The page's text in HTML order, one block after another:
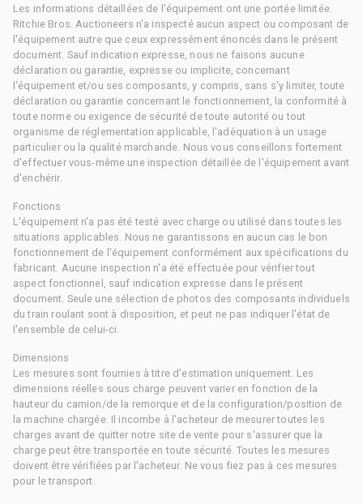
Les informations détaillées de l'équipement ont une portée limitée.
Ritchie Bros. Auctioneers n'a inspecté aucun aspect ou composant de
l'équipement autre que ceux expressément énoncés dans le présent
document. Sauf indication expresse, nous ne faisons aucune
déclaration ou garantie, expresse ou implicite, concernant
l'équipement et/ou ses composants, y compris, sans s'y limiter, toute
déclaration ou garantie concernant le fonctionnement, la conformité à
toute norme ou exigence de sécurité de toute autorité ou tout
organisme de réglementation applicable, l'adéquation à un usage
particulier ou la qualité marchande. Nous vous conseillons fortement
d'effectuer vous-même une inspection détaillée de l'équipement avant
d'enchérir.
Fonctions
L'équipement n'a pas été testé avec charge ou utilisé dans toutes les
situations applicables. Nous ne garantissons en aucun cas le bon
fonctionnement de l'équipement conformément aux spécifications du
fabricant. Aucune inspection n'a été effectuée pour vérifier tout
aspect fonctionnel, sauf indication expresse dans le présent
document. Seule une sélection de photos des composants individuels
du train roulant sont à disposition, et peut ne pas indiquer l'état de
l'ensemble de celui-ci.
Dimensions
Les mesures sont fournies à titre d'estimation uniquement. Les
dimensions réelles sous charge peuvent varier en fonction de la
hauteur du camion/de la remorque et de la configuration/position de
la machine chargée. Il incombe à l'acheteur de mesurer toutes les
charges avant de quitter notre site de vente pour s'assurer que la
charge peut être transportée en toute sécurité. Toutes les mesures
doivent être vérifiées par l'acheteur. Ne vous fiez pas à ces mesures
pour le transport.